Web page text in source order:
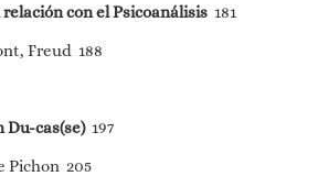
con el Psicoanálisis 181
Freud 188
Du-cas(se) 197
Pichon 205